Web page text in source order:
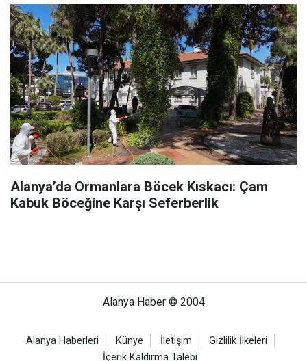
Alanya’da Ormanlara Böcek Kıskacı: Çam
Kabuk Böceğine Karşı Seferberlik
Alanya Haber © 2004
Alanya Haberleri Künye İletişim
Gizlilik İlkeleri
İçerik Kaldırma Talebi